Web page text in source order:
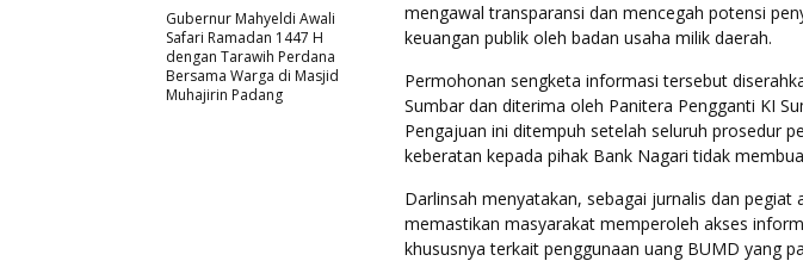
mengawal transparansi dan mencegah potensi
keuangan publik oleh badan usaha milik daerah.
Permohonan sengketa informasi tersebut
Sumbar dan diterima oleh Panitera Pengganti KI
Pengajuan ini ditempuh setelah seluruh prosedur
keberatan kepada pihak Bank Nagari tidak
Darlinsah menyatakan, sebagai jurnalis dan pegiat
memastikan masyarakat memperoleh akses
khususnya terkait penggunaan uang BUMD yang
Gubernur Mahyeldi Awali
Safari Ramadan 1447 H
dengan Tarawih Perdana
Bersama Warga di Masjid
Muhajirin Padang